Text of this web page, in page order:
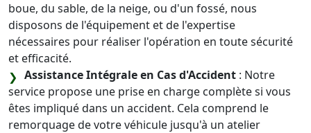
boue, du sable, de la neige, ou d'un fossé, nous
disposons de l'équipement et de l'expertise
nécessaires pour réaliser l'opération en toute sécurité
et efficacité.
Assistance Intégrale en Cas d'Accident : Notre
service propose une prise en charge complète si vous
êtes impliqué dans un accident. Cela comprend le
remorquage de votre véhicule jusqu'à un atelier